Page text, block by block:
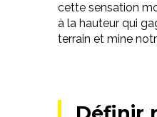
cette sensation
à la hauteur qui
terrain et mine